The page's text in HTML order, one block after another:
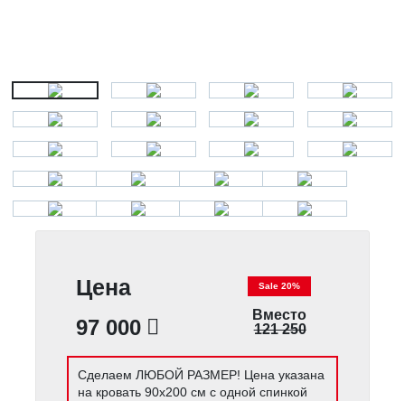
Цена
97 000
Sale 20%
Вместо
121 250
Сделаем ЛЮБОЙ РАЗМЕР! Цена указана
на кровать 90х200 см с одной спинкой